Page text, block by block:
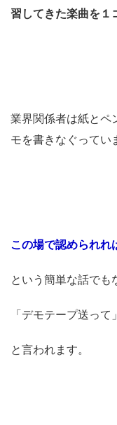
習してきた楽曲を１
業界関係者は紙とペ
モを書きなぐってい
この場で認められれ
という簡単な話でも
「デモテープ送って」
と言われます。